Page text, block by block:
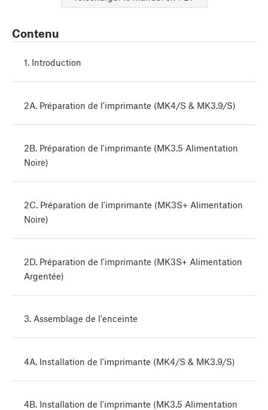
Contenu
1. Introduction
2A. Préparation de l'imprimante (MK4/S & MK3.9/S)
2B. Préparation de l'imprimante (MK3.5 Alimentation
Noire)
2C. Préparation de l'imprimante (MK3S+ Alimentation
Noire)
2D. Préparation de l'imprimante (MK3S+ Alimentation
Argentée)
3. Assemblage de l'enceinte
4A. Installation de l'imprimante (MK4/S & MK3.9/S)
4B. Installation de l'imprimante (MK3.5 Alimentation